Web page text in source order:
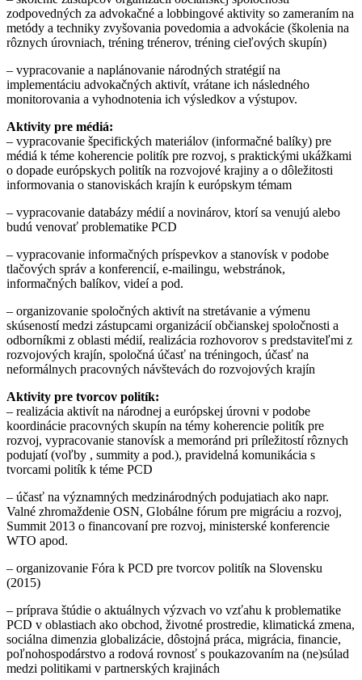
zodpovedných za advokačné a lobbingové aktivity so zameraním na
metódy a techniky zvyšovania povedomia a advokácie (školenia na
rôznych úrovniach, tréning trénerov, tréning cieľových skupín)
– vypracovanie a naplánovanie národných stratégií na
implementáciu advokačných aktivít, vrátane ich následného
monitorovania a vyhodnotenia ich výsledkov a výstupov.
Aktivity pre médiá:
– vypracovanie špecifických materiálov (informačné balíky) pre
médiá k téme koherencie politík pre rozvoj, s praktickými ukážkami
o dopade európskych politík na rozvojové krajiny a o dôležitosti
informovania o stanoviskách krajín k európskym témam
– vypracovanie databázy médií a novinárov, ktorí sa venujú alebo
budú venovať problematike PCD
– vypracovanie informačných príspevkov a stanovísk v podobe
tlačových správ a konferencií, e-mailingu, webstránok,
informačných balíkov, videí a pod.
– organizovanie spoločných aktivít na stretávanie a výmenu
skúseností medzi zástupcami organizácií občianskej spoločnosti a
odborníkmi z oblasti médií, realizácia rozhovorov s predstaviteľmi z
rozvojových krajín, spoločná účasť na tréningoch, účasť na
neformálnych pracovných návštevách do rozvojových krajín
Aktivity pre tvorcov politík:
– realizácia aktivít na národnej a európskej úrovni v podobe
koordinácie pracovných skupín na témy koherencie politík pre
rozvoj, vypracovanie stanovísk a memoránd pri príležitostí rôznych
podujatí (voľby , summity a pod.), pravidelná komunikácia s
tvorcami politík k téme PCD
– účasť na významných medzinárodných podujatiach ako napr.
Valné zhromaždenie OSN, Globálne fórum pre migráciu a rozvoj,
Summit 2013 o financovaní pre rozvoj, ministerské konferencie
WTO apod.
– organizovanie Fóra k PCD pre tvorcov politík na Slovensku
(2015)
– príprava štúdie o aktuálnych výzvach vo vzťahu k problematike
PCD v oblastiach ako obchod, životné prostredie, klimatická zmena,
sociálna dimenzia globalizácie, dôstojná práca, migrácia, financie,
poľnohospodárstvo a rodová rovnosť s poukazovaním na (ne)súlad
medzi politikami v partnerských krajinách